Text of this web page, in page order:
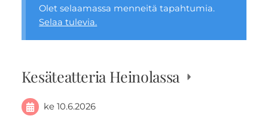
Olet selaamassa menneitä tapahtumia.
Selaa tulevia.
Kesäteatteria Heinolassa
ke 10.6.2026